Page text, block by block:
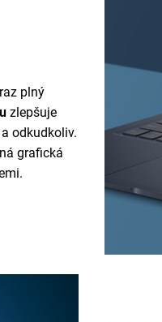
plný
zlepšuje
odkudkoliv.
grafická